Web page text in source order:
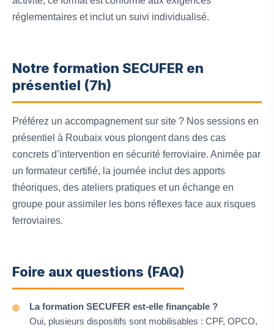
réglementaires et inclut un suivi individualisé.
Notre formation SECUFER en
présentiel (7h)
Préférez un accompagnement sur site ? Nos sessions en
présentiel à Roubaix vous plongent dans des cas
concrets d’intervention en sécurité ferroviaire. Animée par
un formateur certifié, la journée inclut des apports
théoriques, des ateliers pratiques et un échange en
groupe pour assimiler les bons réflexes face aux risques
ferroviaires.
Foire aux questions (FAQ)
La formation SECUFER est-elle finançable ?
Oui, plusieurs dispositifs sont mobilisables : CPF, OPCO,